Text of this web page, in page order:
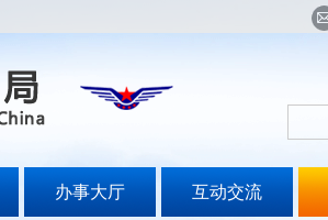
办事大厅 互动交流